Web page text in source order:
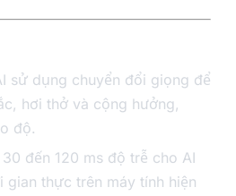
sử dụng chuyển đổi giọng để
hơi thở và cộng hưởng,
độ.
đến 120 ms độ trễ cho AI
gian thực trên máy tính hiện